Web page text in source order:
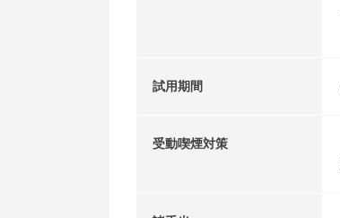
試用期間
受動喫煙対策